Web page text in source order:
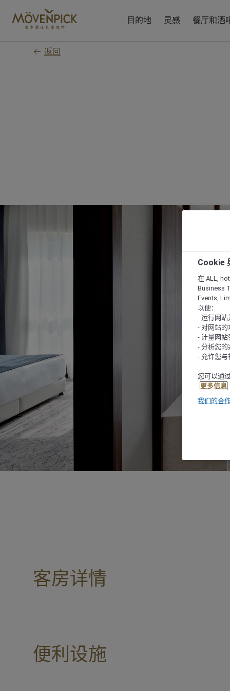
目的地 灵感 餐厅和酒
返回
客房详情
便利设施
Cookie
在 ALL,
Business
Events,
以便：
- 运行网
- 对网站
- 计量网
- 分析您
- 允许您
您可以通
更多信息
我们的合